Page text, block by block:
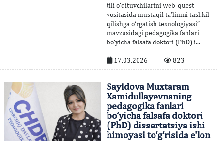
tili o‘qituvchilarini web-quest
vositasida mustaqil ta’limni tashkil
qilishga o‘rgatish texnologiyasi”
mavzusidagi pedagogika fanlari
bo‘yicha falsafa doktori (PhD) i...
17.03.2026 823
Sayidova Muxtaram
Xamidullayevnaning
pedagogika fanlari
bo‘yicha falsafa doktori
(PhD) dissertatsiya ishi
himoyasi to‘g‘risida e'lon